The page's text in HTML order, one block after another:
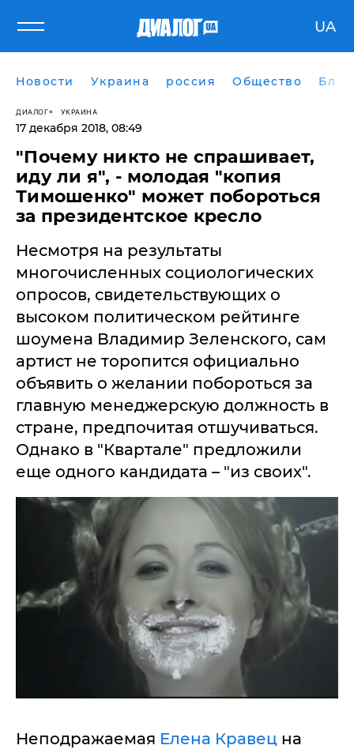
UA
Новости Украина россия Общество
ДИАЛОГ УКРАИНА
17 декабря 2018, 08:49
"Почему никто не спрашивает,
иду ли я", - молодая "копия
Тимошенко" может побороться
за президентское кресло
Несмотря на результаты
многочисленных социологических
опросов, свидетельствующих о
высоком политическом рейтинге
шоумена Владимир Зеленского, сам
артист не торопится официально
объявить о желании побороться за
главную менеджерскую должность в
стране, предпочитая отшучиваться.
Однако в "Квартале" предложили
еще одного кандидата – "из своих".
Неподражаемая Елена Кравец на